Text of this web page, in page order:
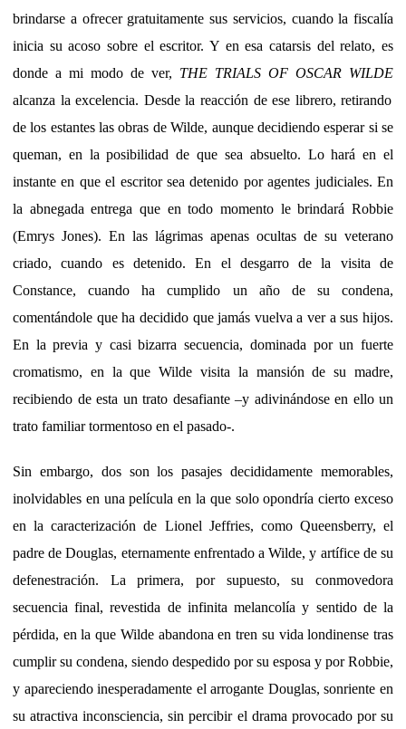
brindarse a ofrecer gratuitamente sus servicios, cuando la fiscalía
inicia su acoso sobre el escritor. Y en esa catarsis del relato, es
donde a mi modo de ver, THE TRIALS OF OSCAR WILDE
alcanza la excelencia. Desde la reacción de ese librero, retirando
de los estantes las obras de Wilde, aunque decidiendo esperar si se
queman, en la posibilidad de que sea absuelto. Lo hará en el
instante en que el escritor sea detenido por agentes judiciales. En
la abnegada entrega que en todo momento le brindará Robbie
(Emrys Jones). En las lágrimas apenas ocultas de su veterano
criado, cuando es detenido. En el desgarro de la visita de
Constance, cuando ha cumplido un año de su condena,
comentándole que ha decidido que jamás vuelva a ver a sus hijos.
En la previa y casi bizarra secuencia, dominada por un fuerte
cromatismo, en la que Wilde visita la mansión de su madre,
recibiendo de esta un trato desafiante –y adivinándose en ello un
trato familiar tormentoso en el pasado-.
Sin embargo, dos son los pasajes decididamente memorables,
inolvidables en una película en la que solo opondría cierto exceso
en la caracterización de Lionel Jeffries, como Queensberry, el
padre de Douglas, eternamente enfrentado a Wilde, y artífice de su
defenestración. La primera, por supuesto, su conmovedora
secuencia final, revestida de infinita melancolía y sentido de la
pérdida, en la que Wilde abandona en tren su vida londinense tras
cumplir su condena, siendo despedido por su esposa y por Robbie,
y apareciendo inesperadamente el arrogante Douglas, sonriente en
su atractiva inconsciencia, sin percibir el drama provocado por su